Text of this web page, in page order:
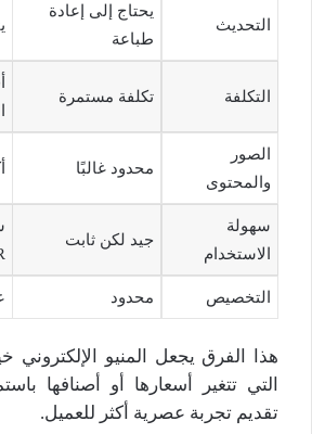
التحديث
يحتاج إلى إعادة
طباعة
التكلفة تكلفة مستمرة
الصور
والمحتوى
محدود غالبًا
سهولة
الاستخدام
جيد لكن ثابت
التخصيص محدود
هذا الفرق يجعل المنيو الإلكتروني
التي تتغير أسعارها أو أصنافها
تقديم تجربة عصرية أكثر للعميل.